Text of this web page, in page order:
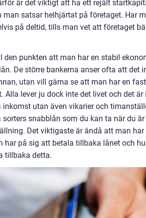
är det viktigt att ha ett rejält
satsar helhjärtat på företaget. Har
på deltid, tills man vet att företaget
den punkten att man har en stabil
De större bankerna anser ofta att det
utan vill gärna se att man har en
Alla lever ju dock inte det livet och det
utan även vikarier och
snabblån som du kan ta när du
Det viktigaste är ändå att man
har på sig att betala tillbaka lånet och
tillbaka detta.